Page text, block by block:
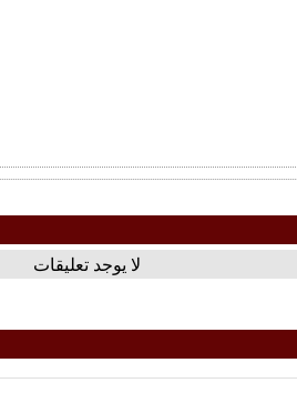
لا يوجد تعليقات